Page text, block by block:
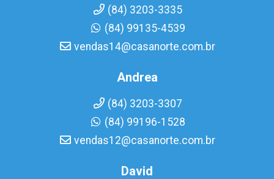
(84) 3203-3335
(84) 99135-4539
vendas14@casanorte.com.br
Andrea
(84) 3203-3307
(84) 99196-1528
vendas12@casanorte.com.br
David